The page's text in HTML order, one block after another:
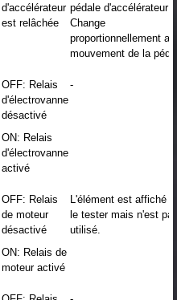
d'accélérateur
est relâchée
pédale d'accélérateur:
Change
proportionnellement au
mouvement de la
OFF: Relais
d'électrovanne
désactivé
ON: Relais
d'électrovanne
activé
-
OFF: Relais
de moteur
désactivé
ON: Relais de
moteur activé
L'élément est affiché
le tester mais n'est
utilisé.